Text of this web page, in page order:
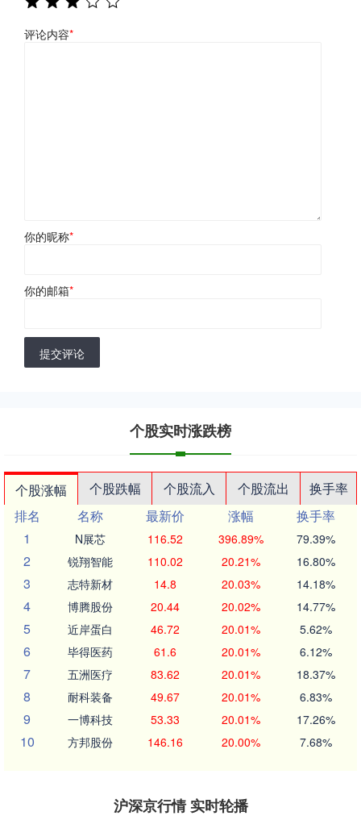
评论内容*
你的昵称*
你的邮箱*
提交评论
个股实时涨跌榜
个股涨幅 个股跌幅 个股流入 个股流出
换手率
排名
名称 最新价 涨幅
换手率
1
N展芯 116.52 396.89% 79.39%
2 锐翔智能 110.02 20.21% 16.80%
3 志特新材 14.8 20.03% 14.18%
4 博腾股份 20.44 20.02% 14.77%
5 近岸蛋白 46.72 20.01% 5.62%
6 毕得医药 61.6 20.01% 6.12%
7 五洲医疗 83.62 20.01% 18.37%
8 耐科装备 49.67 20.01% 6.83%
9 一博科技 53.33 20.01% 17.26%
10 方邦股份 146.16 20.00% 7.68%
沪深京行情 实时轮播